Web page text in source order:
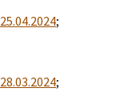
25.04.2024;
28.03.2024;